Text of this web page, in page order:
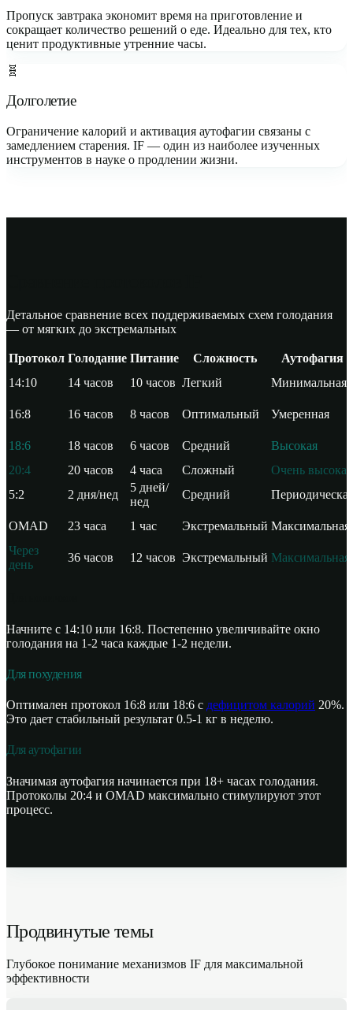
Пропуск завтрака экономит время на приготовление и
сокращает количество решений о еде. Идеально для тех, кто
ценит продуктивные утренние часы.
🧬
Долголетие
Ограничение калорий и активация аутофагии связаны с
замедлением старения. IF — один из наиболее изученных
инструментов в науке о продлении жизни.
Детальное сравнение всех поддерживаемых схем голодания
— от мягких до экстремальных
Протокол Голодание Питание Сложность
Аутофагия
14:10
14 часов 10 часов Легкий Минимальная
16:8 16 часов 8 часов Оптимальный Умеренная
18:6 18 часов 6 часов Средний
Высокая
20:4
20 часов 4 часа Сложный
Очень высокая
5:2
2 дня/нед
5 дней/
нед
Средний Периодическая
OMAD 23 часа 1 час Экстремальный Максимальная
Через
день
36 часов 12 часов Экстремальный Максимальная
Начните с 14:10 или 16:8. Постепенно увеличивайте окно
голодания на 1-2 часа каждые 1-2 недели.
Для похудения
Оптимален протокол 16:8 или 18:6 с дефицитом калорий 20%.
Это дает стабильный результат 0.5-1 кг в неделю.
Для аутофагии
Значимая аутофагия начинается при 18+ часах голодания.
Протоколы 20:4 и OMAD максимально стимулируют этот
процесс.
Продвинутые темы
Глубокое понимание механизмов IF для максимальной
эффективности